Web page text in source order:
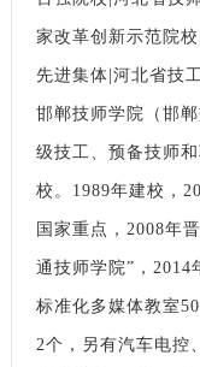
家改革创新示范院
先进集体|河北省技
邯郸技师学院（邯
级技工、预备技师
校。1989年建校，
国家重点，2008年
通技师学院”，2014
标准化多媒体教室
2个，另有汽车电控